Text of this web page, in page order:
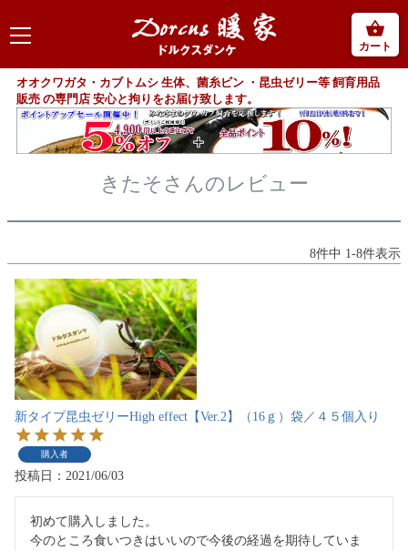
カート
オオクワガタ・カブトムシ 生体、菌糸ビン ・昆虫ゼリー等 飼育用品
販売 の専門店 安心と拘りをお届け致します。
きたそさんのレビュー
8件中 1 -8件表示
新タイプ昆虫ゼリーHigh effect【Ver.2】（16ｇ）袋／４５個入り
購入者
投稿日 2021/06/03
初めて購入しました。
今のところ食いつきはいいので今後の経過を期待していま